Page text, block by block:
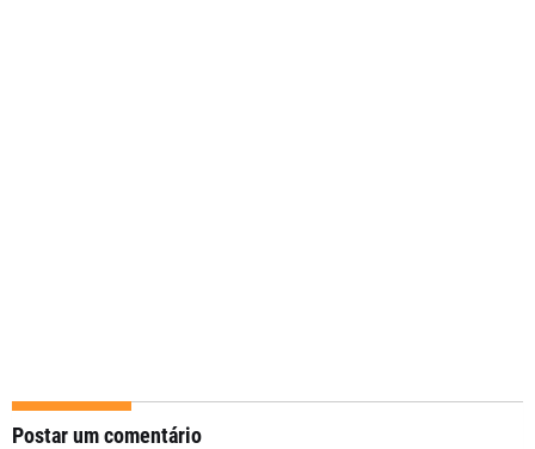
Postar um comentário